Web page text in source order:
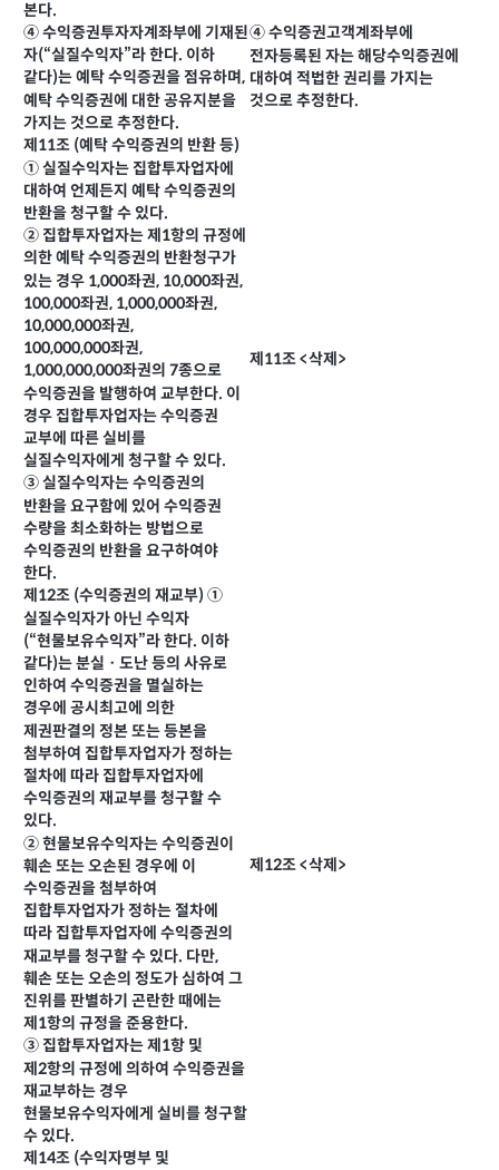
본다.
④ 수익증권투자자계좌부에 기재된
자(“실질수익자”라 한다. 이하
같다)는 예탁 수익증권을 점유하며,
예탁 수익증권에 대한 공유지분을
가지는 것으로 추정한다.
④ 수익증권고객계좌부에
전자등록된 자는 해당수익증권에
대하여 적법한 권리를 가지는
것으로 추정한다.
제11조 (예탁 수익증권의 반환 등)
① 실질수익자는 집합투자업자에
대하여 언제든지 예탁 수익증권의
반환을 청구할 수 있다.
② 집합투자업자는 제1항의 규정에
의한 예탁 수익증권의 반환청구가
있는 경우 1,000좌권, 10,000좌권,
100,000좌권, 1,000,000좌권,
10,000,000좌권,
100,000,000좌권,
1,000,000,000좌권의 7종으로
수익증권을 발행하여 교부한다. 이
경우 집합투자업자는 수익증권
교부에 따른 실비를
실질수익자에게 청구할 수 있다.
③ 실질수익자는 수익증권의
반환을 요구함에 있어 수익증권
수량을 최소화하는 방법으로
수익증권의 반환을 요구하여야
한다.
제11조 <삭제>
제12조 (수익증권의 재교부) ①
실질수익자가 아닌 수익자
(“현물보유수익자”라 한다. 이하
같다)는 분실ㆍ도난 등의 사유로
인하여 수익증권을 멸실하는
경우에 공시최고에 의한
제권판결의 정본 또는 등본을
첨부하여 집합투자업자가 정하는
절차에 따라 집합투자업자에
수익증권의 재교부를 청구할 수
있다.
② 현물보유수익자는 수익증권이
훼손 또는 오손된 경우에 이
수익증권을 첨부하여
집합투자업자가 정하는 절차에
따라 집합투자업자에 수익증권의
재교부를 청구할 수 있다. 다만,
훼손 또는 오손의 정도가 심하여 그
진위를 판별하기 곤란한 때에는
제1항의 규정을 준용한다.
③ 집합투자업자는 제1항 및
제2항의 규정에 의하여 수익증권을
재교부하는 경우
현물보유수익자에게 실비를 청구할
수 있다.
제12조 <삭제>
제14조 (수익자명부 및